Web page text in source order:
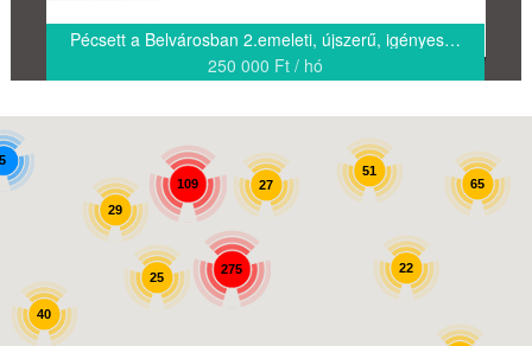
Pécsett a Belvárosban 2.emeleti, újszerű, igényes lakás kiadó!
250 000 Ft / hó
275
40
5
25
27
109
29
22
51
65